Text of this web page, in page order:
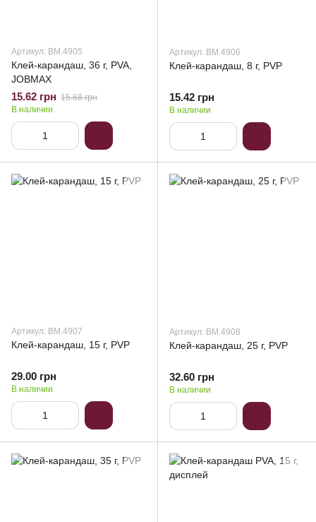
Артикул: BM.4905
Клей-карандаш, 36 г, PVA,
JOBMAX
15.62 грн 15.68 грн
В наличии
Артикул: BM.4906
Клей-карандаш, 8 г, PVP
15.42 грн
В наличии
Артикул: BM.4907
Клей-карандаш, 15 г, PVP
29.00 грн
В наличии
Артикул: BM.4908
Клей-карандаш, 25 г, PVP
32.60 грн
В наличии